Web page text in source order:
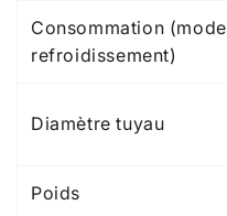
Consommation (mode
refroidissement)
Diamètre tuyau
Poids